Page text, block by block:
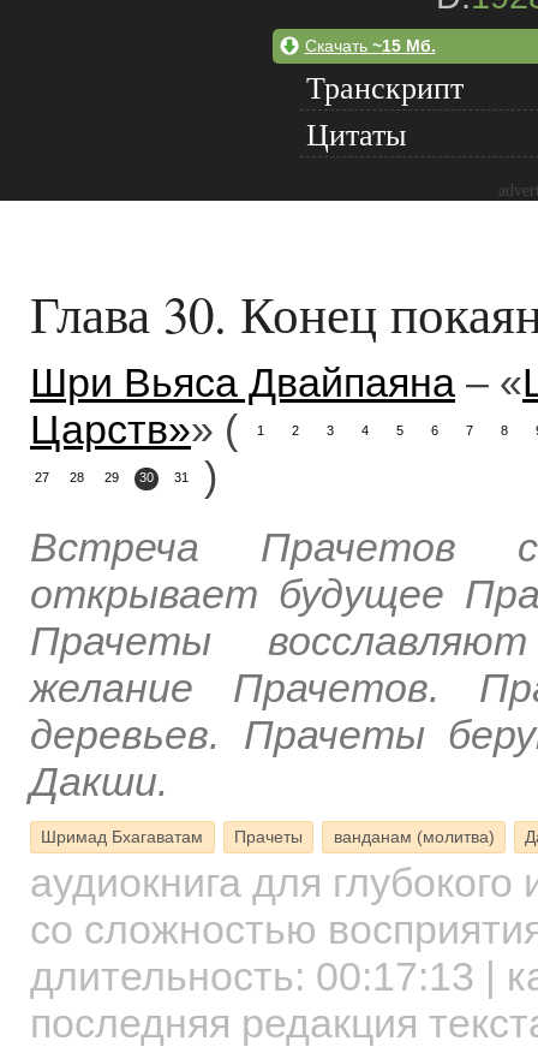
Скачать ~15 Мб.
Транскрипт
Цитаты
Глава 30. Конец
Шри Вьяса Двайпаяна – «
Царств»» ( 1 2 3 4 5 6 7 8
27 28 29 30 31
)
Встреча Прачетов
открывает будущее
Прачеты
желание Прачетов.
деревьев. Прачеты
Дакши.
Шримад Бхагаватам Прачеты ванданам (молитва)
аудиокнига для
со сложностью
длительность: 00:17:13 |
последняя редакция